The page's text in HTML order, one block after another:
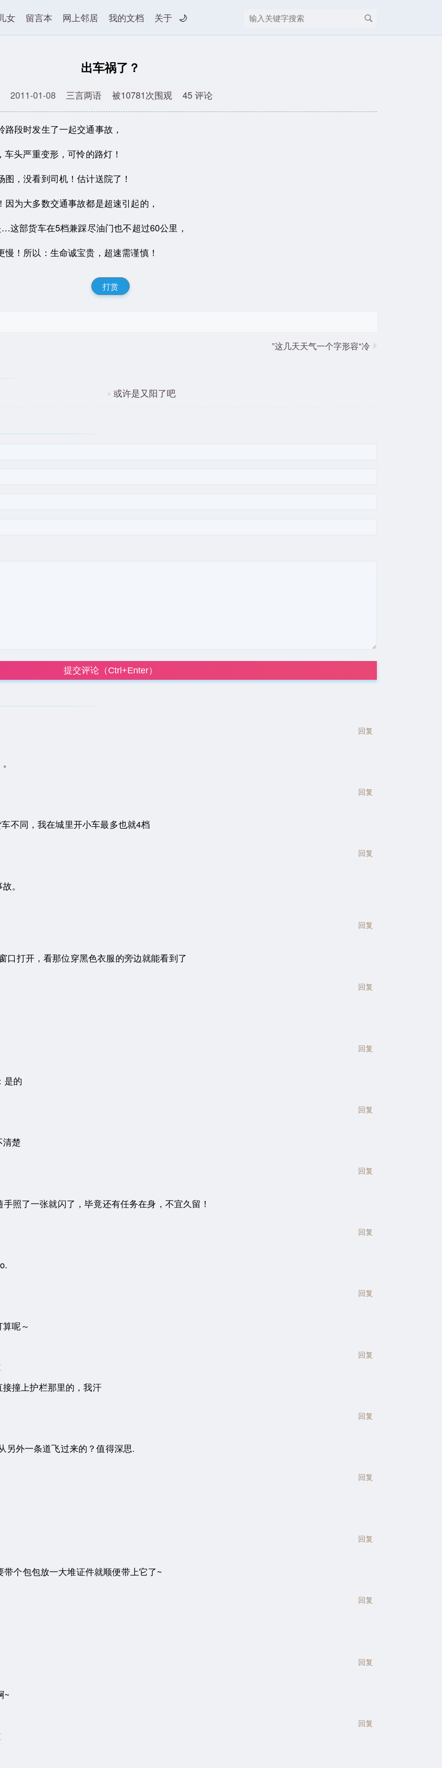
女 留言本 网上邻居 我的文档 关于 🌙
出车祸了？
2011-01-08 三言两语 被10781次围观 45 评论
段时发生了一起交通事故，
头严重变形，可怜的路灯！
，没看到司机！估计送院了！
为大多数交通事故都是超速引起的，
这部货车在5档兼踩尽油门也不超过60公里，
！所以：生命诚宝贵，超速需谨慎！
打赏
这几天天气一个字形容“冷”
或许是又阳了吧
提交评论（Ctrl+Enter）
回复
回复
不同，我在城里开小车最多也就4档
回复
。
回复
口打开，看那位穿黑色衣服的旁边就能看到了
回复
回复
是的
回复
楚
回复
照了一张就闪了，毕竟还有任务在身，不宜久留！
回复
回复
呢～
回复
撞上护栏那里的，我汗
回复
另外一条道飞过来的？值得深思.
回复
回复
带个包包放一大堆证件就顺便带上它了~
回复
回复
~
回复